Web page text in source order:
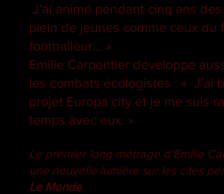
J’ai animé pendant cinq ans
plein de jeunes comme ceux
footballeur… »
Emilie Carpentier développe
les combats écologistes : «
projet Europa city et je me suis
temps avec eux. »
Le premier long-métrage d’Emilie
une nouvelle lumière sur les cités
Le Monde